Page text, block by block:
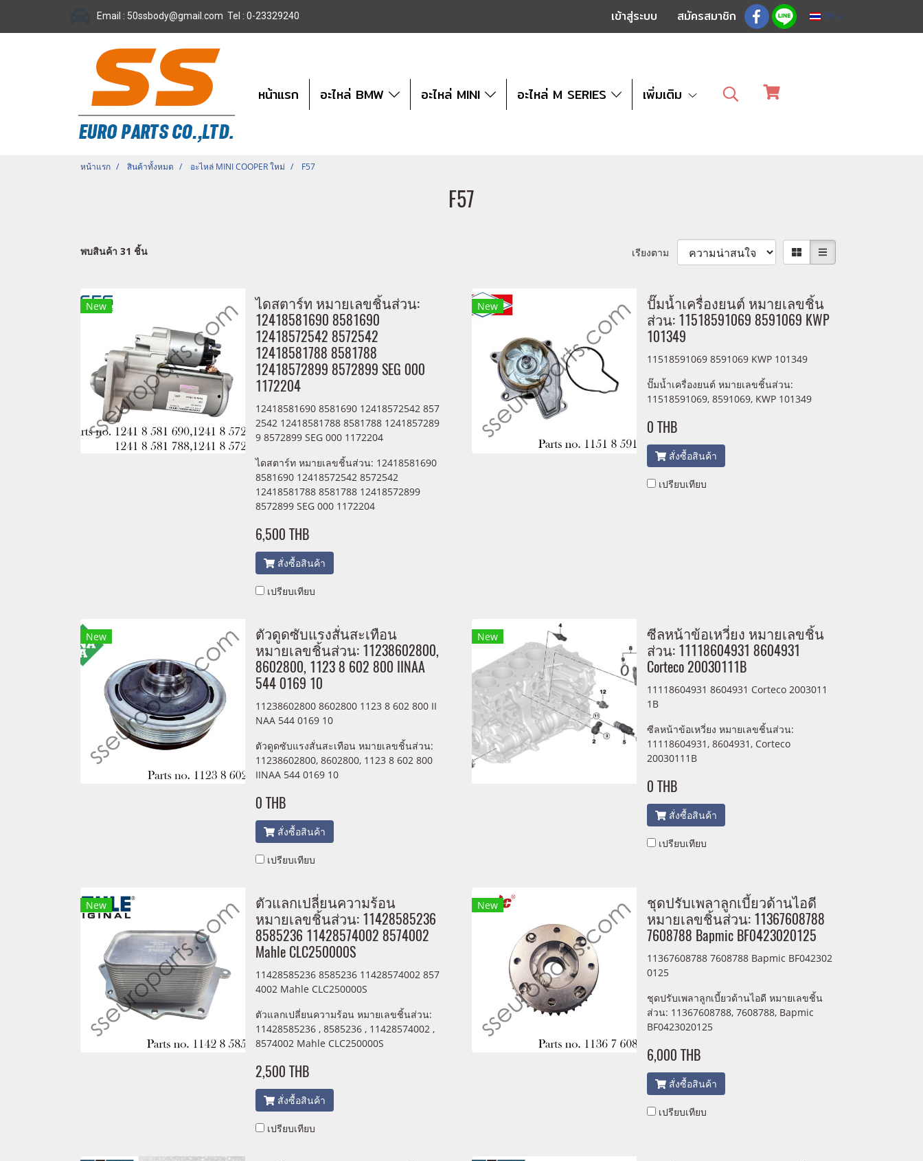
Email : 50ssbody@gmail.com Tel : 0-23329240 เข้าสู่ระบบ สมัครสมาชิก TH
หน้าแรก อะไหล่ BMW อะไหล่ MINI อะไหล่ M SERIES เพิ่มเติม
หน้าแรก สินค้าทั้งหมด อะไหล่ MINI COOPER ใหม่ F57
F57
พบสินค้า 31 ชิ้น เรียงตาม
New
ไดสตาร์ท หมายเลขชิ้นส่วน:
12418581690 8581690
12418572542 8572542
12418581788 8581788
12418572899 8572899 SEG 000
1172204
12418581690 8581690 12418572542 857
2542 12418581788 8581788 1241857289
9 8572899 SEG 000 1172204
ไดสตาร์ท หมายเลขชิ้นส่วน: 12418581690
8581690 12418572542 8572542
12418581788 8581788 12418572899
8572899 SEG 000 1172204
6,500 THB
สั่งซื้อสินค้า
เปรียบเทียบ
New
ปั๊มน้ำเครื่องยนต์ หมายเลขชิ้น
ส่วน: 11518591069 8591069 KWP
101349
11518591069 8591069 KWP 101349
ปั๊มน้ำเครื่องยนต์ หมายเลขชิ้นส่วน:
11518591069, 8591069, KWP 101349
0 THB
สั่งซื้อสินค้า
เปรียบเทียบ
New
ตัวดูดซับแรงสั่นสะเทือน
หมายเลขชิ้นส่วน: 11238602800,
8602800, 1123 8 602 800 IINAA
544 0169 10
11238602800 8602800 1123 8 602 800 II
NAA 544 0169 10
ตัวดูดซับแรงสั่นสะเทือน หมายเลขชิ้นส่วน:
11238602800, 8602800, 1123 8 602 800
IINAA 544 0169 10
0 THB
สั่งซื้อสินค้า
เปรียบเทียบ
New
ซีลหน้าข้อเหวี่ยง หมายเลขชิ้น
ส่วน: 11118604931 8604931
Corteco 20030111B
11118604931 8604931 Corteco 2003011
1B
ซีลหน้าข้อเหวี่ยง หมายเลขชิ้นส่วน:
11118604931, 8604931, Corteco
20030111B
0 THB
สั่งซื้อสินค้า
เปรียบเทียบ
New
ตัวแลกเปลี่ยนความร้อน
หมายเลขชิ้นส่วน: 11428585236
8585236 11428574002 8574002
Mahle CLC250000S
11428585236 8585236 11428574002 857
4002 Mahle CLC250000S
ตัวแลกเปลี่ยนความร้อน หมายเลขชิ้นส่วน:
11428585236 , 8585236 , 11428574002 ,
8574002 Mahle CLC250000S
2,500 THB
สั่งซื้อสินค้า
เปรียบเทียบ
New
ชุดปรับเพลาลูกเบี้ยวด้านไอดี
หมายเลขชิ้นส่วน: 11367608788
7608788 Bapmic BF0423020125
11367608788 7608788 Bapmic BF042302
0125
ชุดปรับเพลาลูกเบี้ยวด้านไอดี หมายเลขชิ้น
ส่วน: 11367608788, 7608788, Bapmic
BF0423020125
6,000 THB
สั่งซื้อสินค้า
เปรียบเทียบ